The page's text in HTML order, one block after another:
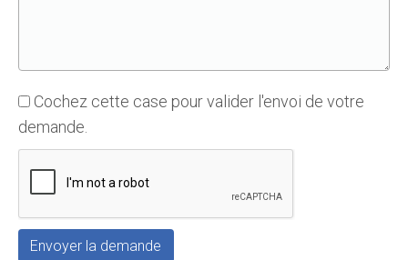
Cochez cette case pour valider l'envoi de votre
demande.